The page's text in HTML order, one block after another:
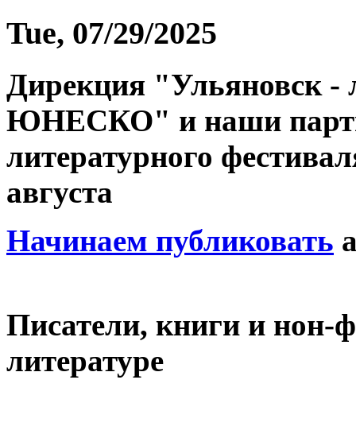
Tue, 07/29/2025
Дирекция "Ульяновск -
ЮНЕСКО" и наши
литературного
августа
Начинаем публиковать
Писатели, книги и нон-
литературе